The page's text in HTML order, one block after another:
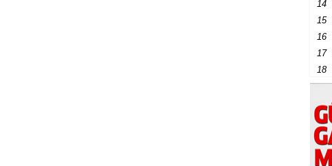
14
15
16
17
18